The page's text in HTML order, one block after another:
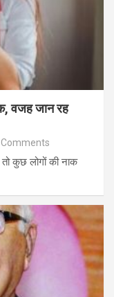
वजह जान रह
Comments
कुछ लोगों की नाक